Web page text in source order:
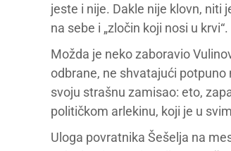
jeste i nije. Dakle nije klovn, niti
na sebe i „zločin koji nosi u krvi“.
Možda je neko zaboravio
odbrane, ne shvatajući
svoju strašnu zamisao: eto,
političkom arlekinu, koji je u
Uloga povratnika Šešelja na